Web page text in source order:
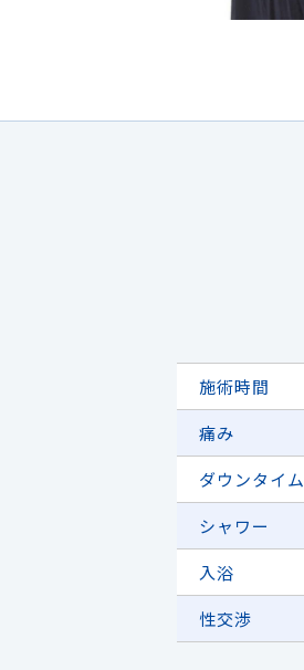
施術時間
痛み
ダウンタイム
シャワー
入浴
性交渉